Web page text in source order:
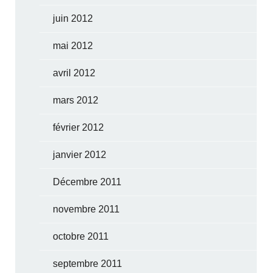
juin 2012
mai 2012
avril 2012
mars 2012
février 2012
janvier 2012
Décembre 2011
novembre 2011
octobre 2011
septembre 2011